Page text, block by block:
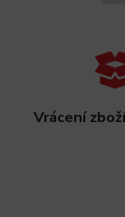
Vrácení zboží